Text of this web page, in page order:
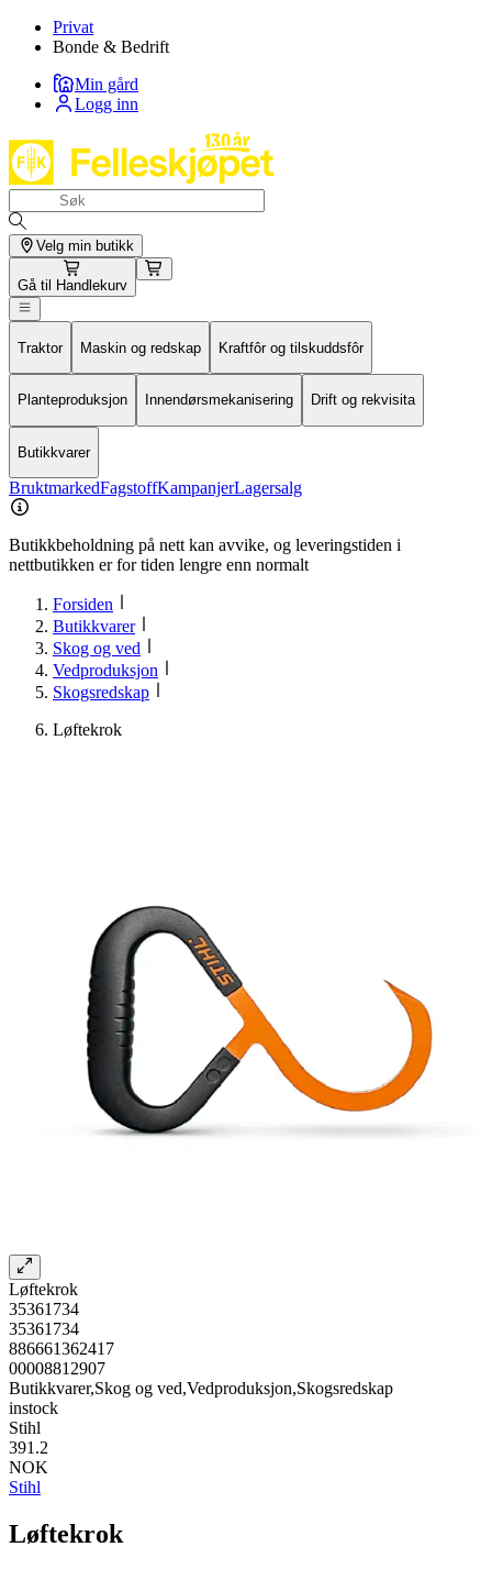
Privat
Bonde & Bedrift
Min gård
Logg inn
Velg min butikk
Gå til Handlekurv
Traktor Maskin og redskap Kraftfôr og tilskuddsfôr
Planteproduksjon Innendørsmekanisering Drift og rekvisita
Butikkvarer
BruktmarkedFagstoffKampanjerLagersalg
Butikkbeholdning på nett kan avvike, og leveringstiden i
nettbutikken er for tiden lengre enn normalt
Forsiden
Butikkvarer
Skog og ved
Vedproduksjon
Skogsredskap
Løftekrok
Løftekrok
35361734
35361734
886661362417
00008812907
Butikkvarer,Skog og ved,Vedproduksjon,Skogsredskap
instock
Stihl
391.2
NOK
Stihl
Løftekrok